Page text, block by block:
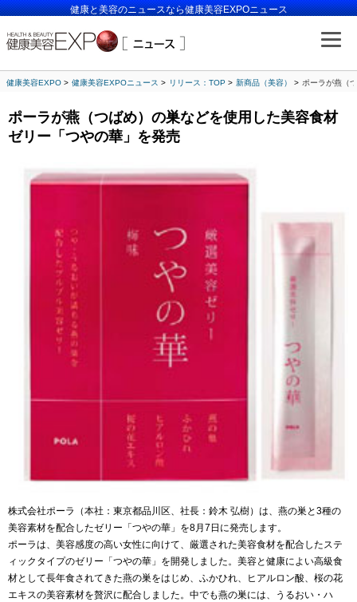
健康と美容のニュースなら健康美容EXPOニュース
健康美容EXPO 健康美容EXPOニュース リリース：TOP 新商品（美容） ポーラが燕（
ポーラが燕（つばめ）の巣などを使用した美容食材
ゼリー「つやの華」を発売
株式会社ポーラ（本社：東京都品川区、社長：鈴木 弘樹）は、燕の巣と3種の
美容素材を配合したゼリー「つやの華」を8月7日に発売します。
ポーラは、美容感度の高い女性に向けて、厳選された美容食材を配合したステ
ィックタイプのゼリー「つやの華」を開発しました。美容と健康によい高級食
材として長年食されてきた燕の巣をはじめ、ふかひれ、ヒアルロン酸、桜の花
エキスの美容素材を贅沢に配合しました。中でも燕の巣には、うるおい・ハ